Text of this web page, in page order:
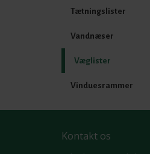
Tætningslister
Vandnæser
Væglister
Vinduesrammer
Kontakt os